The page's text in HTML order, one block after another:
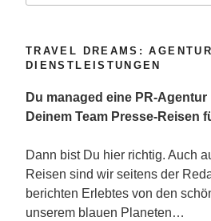
TRAVEL DREAMS: AGENTUR
DIENSTLEISTUNGEN
Du managed eine PR-
Deinem Team Presse-Reisen
Dann bist Du hier richtig. Auch
Reisen sind wir seitens der
berichten Erlebtes von den
unserem blauen Planeten…